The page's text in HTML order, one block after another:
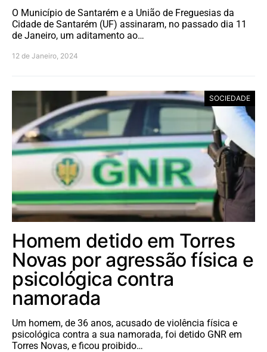
O Município de Santarém e a União de Freguesias da
Cidade de Santarém (UF) assinaram, no passado dia 11
de Janeiro, um aditamento ao…
12 de Janeiro, 2024
SOCIEDADE
Homem detido em Torres
Novas por agressão física e
psicológica contra
namorada
Um homem, de 36 anos, acusado de violência física e
psicológica contra a sua namorada, foi detido GNR em
Torres Novas, e ficou proibido…